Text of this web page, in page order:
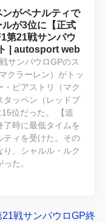
がペナルティで
が3位に【正式
第21戦サンパウ
| autosport web
サンパウロGPのス
クラーレン）がトッ
ピアストリ（マク
タッペン（レッドブ
位だった。 【追
了時に最低タイムを
ティを受けた。その
、シャルル・ルク
た。
21戦サンパウロGP終